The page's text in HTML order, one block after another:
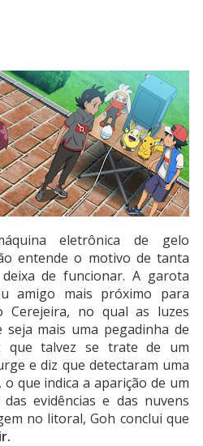
eletrônica de gelo
entende o motivo de tanta
de funcionar. A garota
amigo mais próximo para
Cerejeira, no qual as luzes
seja mais uma pegadinha de
que talvez se trate de um
e diz que detectaram uma
que indica a aparição de um
evidências e das nuvens
no litoral, Goh conclui que